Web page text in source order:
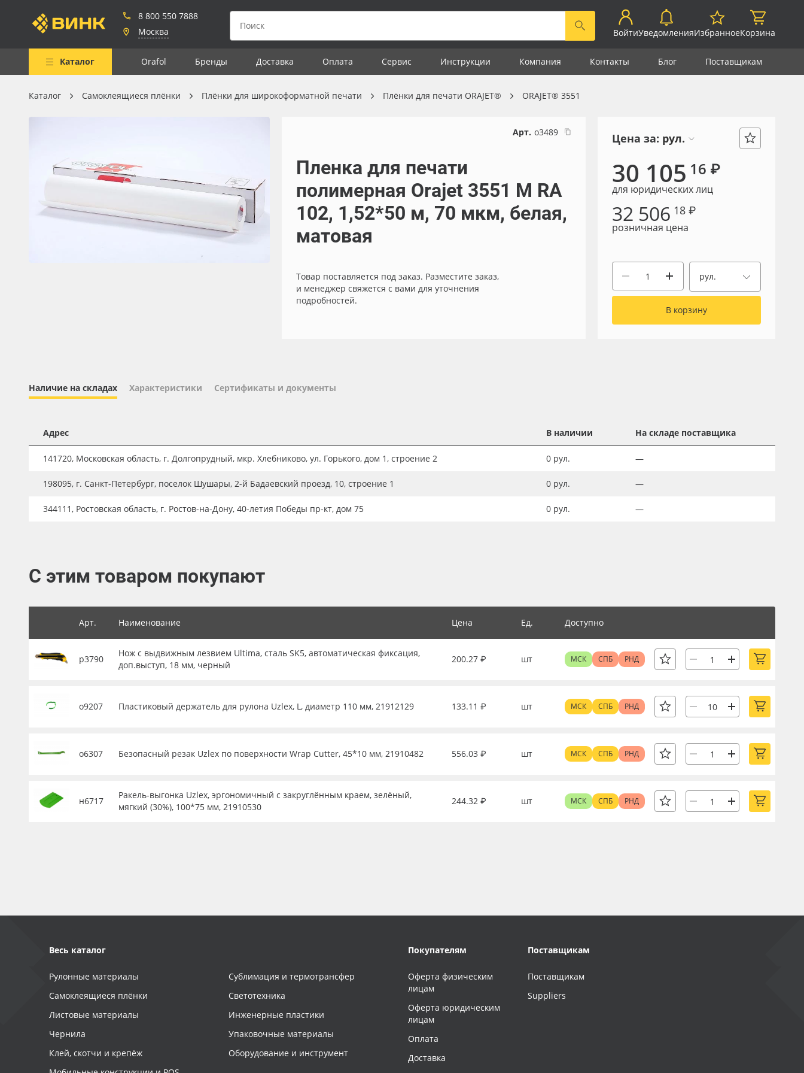
8 800 550 7888
Москва
ВойтиУведомленияИзбранноеКорзина
Каталог Orafol Бренды Доставка Оплата Сервис Инструкции Компания Контакты Блог Поставщикам
Весь каталог
Листовые материалы
Клей, скотчи и крепёж
Мобильные конструкции и
Новинки ассортимента
Плёнка монтажная Oratape
ПЭТ листовой
ПЭТ бэклит
Заготовки для сувениров
Каталог Самоклеящиеся плёнки Плёнки для широкоформатной печати Плёнки для печати ORAJET® ORAJET® 3551
Арт. о3489
Пленка для печати
полимерная Orajet 3551 M RA
102, 1,52*50 м, 70 мкм, белая,
матовая
Товар поставляется под заказ. Разместите заказ,
и менеджер свяжется с вами для уточнения
подробностей.
Цена за: рул.
30 105 16 ₽
для юридических лиц
32 506 18 ₽
розничная цена
рул.
В корзину
Наличие на складах Характеристики Сертификаты и документы
Адрес В наличии На складе поставщика
141720, Московская область, г. Долгопрудный, мкр. Хлебниково, ул. Горького, дом 1, строение 2 0 рул. —
198095, г. Санкт-Петербург, поселок Шушары, 2-й Бадаевский проезд, 10, строение 1 0 рул. —
344111, Ростовская область, г. Ростов-на-Дону, 40-летия Победы пр-кт, дом 75 0 рул. —
С этим товаром покупают
Арт. Наименование Цена Ед. Доступно
р3790
Нож с выдвижным лезвием Ultima, сталь SK5, автоматическая фиксация,
доп.выступ, 18 мм, черный
200.27 ₽ шт МСК СПБ РНД
о9207 Пластиковый держатель для рулона Uzlex, L, диаметр 110 мм, 21912129 133.11 ₽ шт МСК СПБ РНД
о6307 Безопасный резак Uzlex по поверхности Wrap Cutter, 45*10 мм, 21910482 556.03 ₽ шт МСК СПБ РНД
н6717
Ракель-выгонка Uzlex, эргономичный с закруглённым краем, зелёный,
мягкий (30%), 100*75 мм, 21910530
244.32 ₽ шт МСК СПБ РНД
Весь каталог
Рулонные материалы
Самоклеящиеся плёнки
Листовые материалы
Чернила
Клей, скотчи и крепёж
Сублимация и термотрансфер
Светотехника
Инженерные пластики
Упаковочные материалы
Оборудование и инструмент
Покупателям
Оферта физическим
лицам
Оферта юридическим
лицам
Оплата
Доставка
Поставщикам
Поставщикам
Suppliers